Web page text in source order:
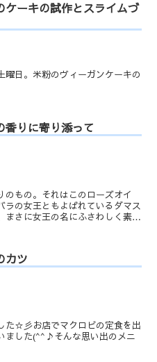
ケーキの試作とスライムづ
曜日。米粉のヴィーガンケーキの
香りに寄り添って
のもの。それはこのローズオイ
ラの女王ともよばれているダマス
まさに女王の名にふさわしく素晴
カツ
た☆彡お店でマクロビの定食を出
ました(^^♪そんな思い出のメニ